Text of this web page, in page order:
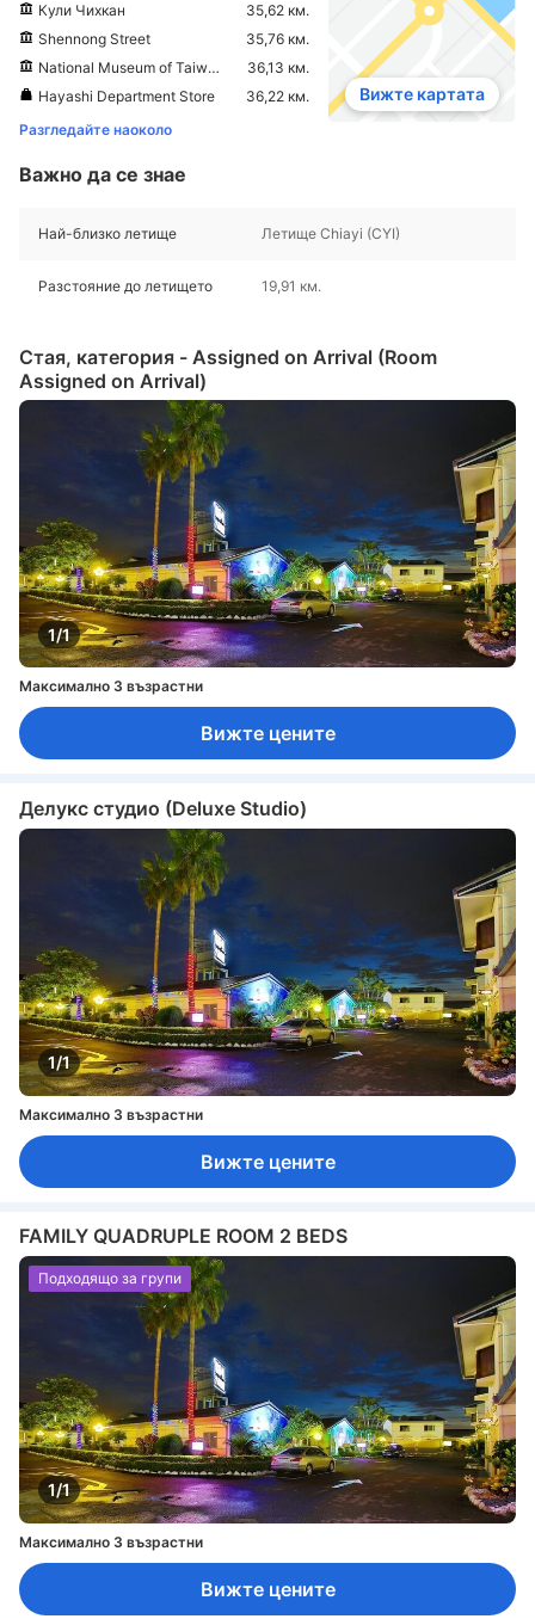
Кули Чихкан
35,62 км.
Shennong Street
35,76 км.
National Museum of Taiwan Literature
36,13 км.
Hayashi Department Store
36,22 км.
Разгледайте наоколо
Вижте картата
Важно да се знае
Най-близко летище Летище Chiayi (CYI)
Разстояние до летището 19,91 км.
Стая, категория - Assigned on Arrival (Room
Assigned on Arrival)
1/1
Максимално 3 възрастни
Вижте цените
Делукс студио (Deluxe Studio)
1/1
Максимално 3 възрастни
Вижте цените
FAMILY QUADRUPLE ROOM 2 BEDS
1/1
Подходящо за групи
Максимално 3 възрастни
Вижте цените